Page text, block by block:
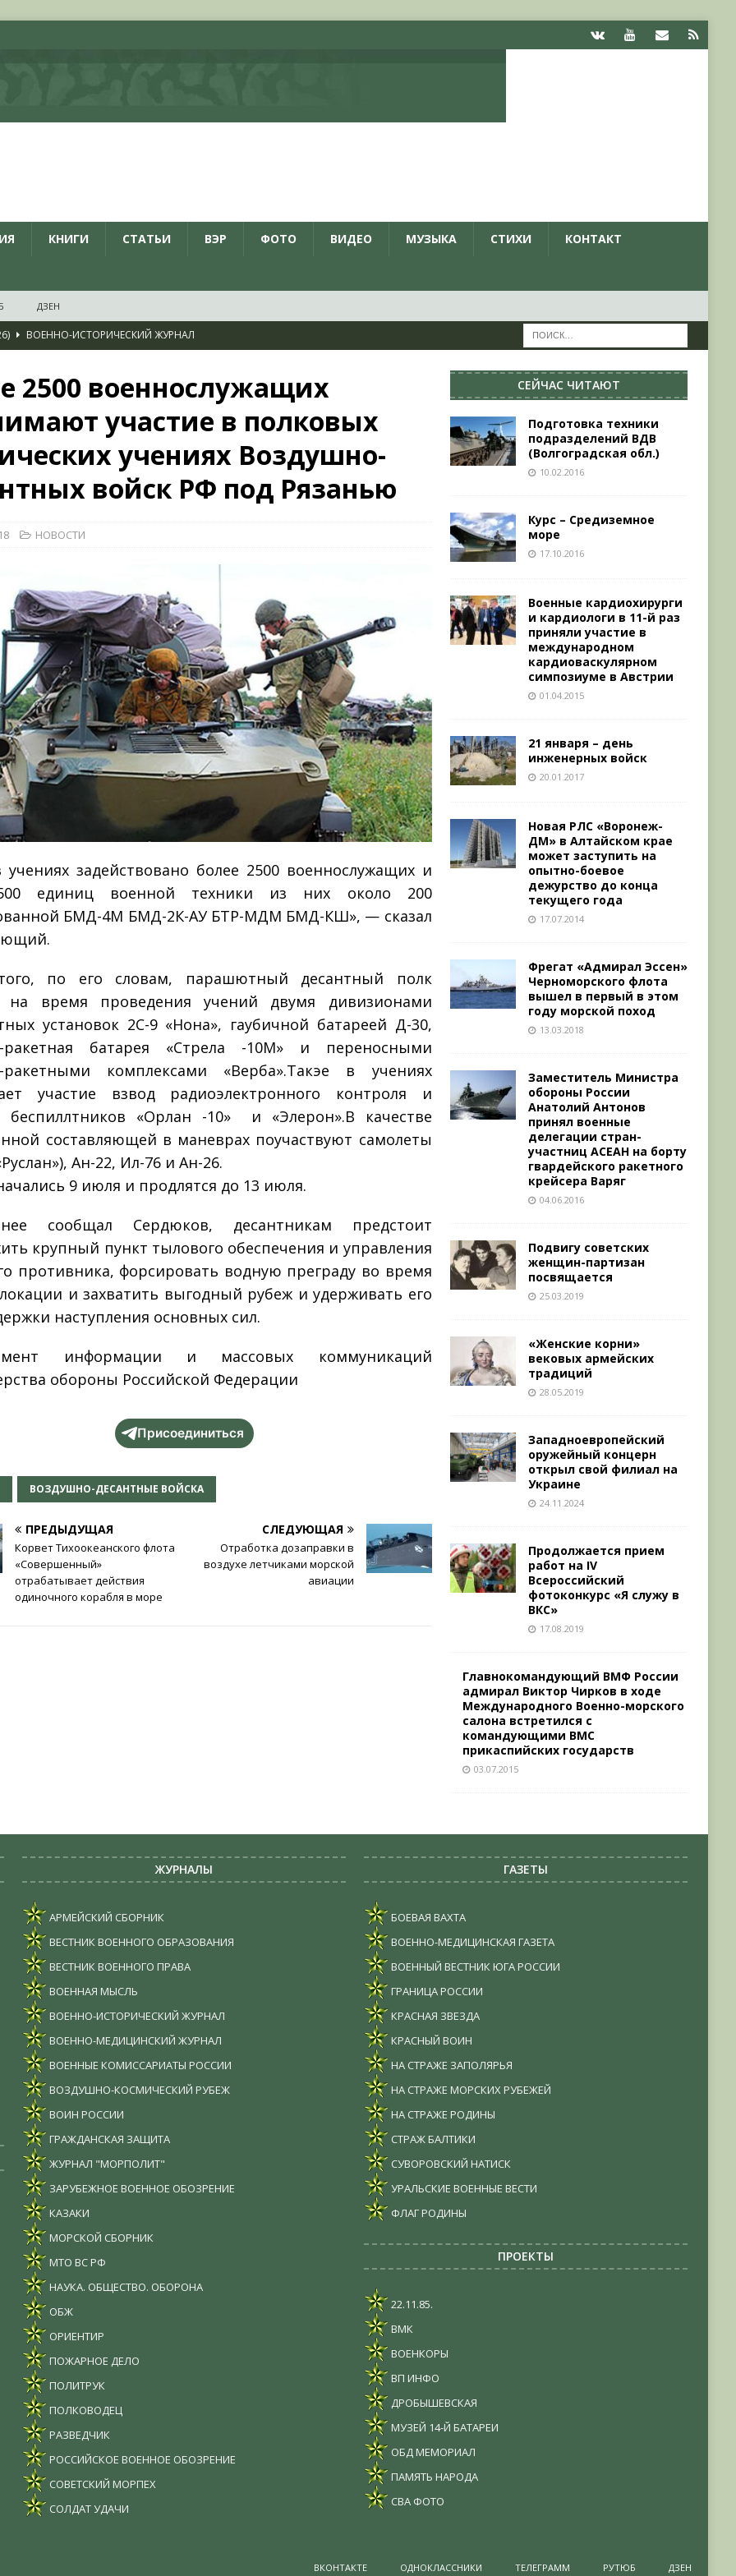
КНИГИ СТАТЬИ ВЭР ФОТО ВИДЕО МУЗЫКА СТИХИ КОНТАКТ
ДЗЕН
ВОЕННО-ИСТОРИЧЕСКИЙ ЖУРНАЛ
мультимедийный проект с рассекреченными документами из
создания Железнодорожных войск ВС РФ
НОВОСТИ
и организаций пособниками нацистской Германии
2500 военнослужащих
участие в полковых
учениях Воздушно-
войск РФ под Рязанью
НОВОСТИ
учениях задействовано более 2500 военнослужащих и
единиц военной техники из них около 200
БМД-4М БМД-2К-АУ БТР-МДМ БМД-КШ», — сказал
по его словам, парашютный десантный полк
на время проведения учений двумя дивизионами
установок 2С-9 «Нона», гаубичной батареей Д-30,
ракетная батарея «Стрела -10М» и переносными
ракетными комплексами «Верба».Такэе в учениях
участие взвод радиоэлектронного контроля и
беспиллтников «Орлан -10» и «Элерон».В качестве
составляющей в маневрах поучаствуют самолеты
Ан-22, Ил-76 и Ан-26.
9 июля и продлятся до 13 июля.
сообщал Сердюков, десантникам предстоит
крупный пункт тылового обеспечения и управления
противника, форсировать водную преграду во время
и захватить выгодный рубеж и удерживать его
наступления основных сил.
информации и массовых коммуникаций
обороны Российской Федерации
Присоединиться
ВОЗДУШНО-ДЕСАНТНЫЕ ВОЙСКА
ПРЕДЫДУЩАЯ
Корвет Тихоокеанского флота
«Совершенный»
отрабатывает действия
одиночного корабля в море
СЛЕДУЮЩАЯ
Отработка дозаправки в
воздухе летчиками морской
авиации
СЕЙЧАС ЧИТАЮТ
Подготовка техники
подразделений ВДВ
(Волгоградская обл.)
10.02.2016
Курс – Средиземное
море
17.10.2016
Военные кардиохирурги
и кардиологи в 11-й раз
приняли участие в
международном
кардиоваскулярном
симпозиуме в Австрии
01.04.2015
21 января – день
инженерных войск
20.01.2017
Новая РЛС «Воронеж-
ДМ» в Алтайском крае
может заступить на
опытно-боевое
дежурство до конца
текущего года
17.07.2014
Фрегат «Адмирал Эссен»
Черноморского флота
вышел в первый в этом
году морской поход
13.03.2018
Заместитель Министра
обороны России
Анатолий Антонов
принял военные
делегации стран-
участниц АСЕАН на борту
гвардейского ракетного
крейсера Варяг
04.06.2016
Подвигу советских
женщин-партизан
посвящается
25.03.2019
«Женские корни»
вековых армейских
традиций
28.05.2019
Западноевропейский
оружейный концерн
открыл свой филиал на
Украине
24.11.2024
Продолжается прием
работ на IV
Всероссийский
фотоконкурс «Я служу в
ВКС»
17.08.2019
Главнокомандующий ВМФ России
адмирал Виктор Чирков в ходе
Международного Военно-морского
салона встретился с
командующими ВМС
прикаспийских государств
03.07.2015
ЖУРНАЛЫ
АРМЕЙСКИЙ СБОРНИК
ВЕСТНИК ВОЕННОГО ОБРАЗОВАНИЯ
ВЕСТНИК ВОЕННОГО ПРАВА
ВОЕННАЯ МЫСЛЬ
ВОЕННО-ИСТОРИЧЕСКИЙ ЖУРНАЛ
ВОЕННО-МЕДИЦИНСКИЙ ЖУРНАЛ
ВОЕННЫЕ КОМИССАРИАТЫ РОССИИ
ВОЗДУШНО-КОСМИЧЕСКИЙ РУБЕЖ
ВОИН РОССИИ
ГРАЖДАНСКАЯ ЗАЩИТА
ЖУРНАЛ "МОРПОЛИТ"
ЗАРУБЕЖНОЕ ВОЕННОЕ ОБОЗРЕНИЕ
КАЗАКИ
МОРСКОЙ СБОРНИК
МТО ВС РФ
НАУКА. ОБЩЕСТВО. ОБОРОНА
ОБЖ
ОРИЕНТИР
ПОЖАРНОЕ ДЕЛО
ПОЛИТРУК
ПОЛКОВОДЕЦ
РАЗВЕДЧИК
РОССИЙСКОЕ ВОЕННОЕ ОБОЗРЕНИЕ
СОВЕТСКИЙ МОРПЕХ
СОЛДАТ УДАЧИ
ГАЗЕТЫ
БОЕВАЯ ВАХТА
ВОЕННО-МЕДИЦИНСКАЯ ГАЗЕТА
ВОЕННЫЙ ВЕСТНИК ЮГА РОССИИ
ГРАНИЦА РОССИИ
КРАСНАЯ ЗВЕЗДА
КРАСНЫЙ ВОИН
НА СТРАЖЕ ЗАПОЛЯРЬЯ
НА СТРАЖЕ МОРСКИХ РУБЕЖЕЙ
НА СТРАЖЕ РОДИНЫ
СТРАЖ БАЛТИКИ
СУВОРОВСКИЙ НАТИСК
УРАЛЬСКИЕ ВОЕННЫЕ ВЕСТИ
ФЛАГ РОДИНЫ
ПРОЕКТЫ
22.11.85.
ВМК
ВОЕНКОРЫ
ВП ИНФО
ДРОБЫШЕВСКАЯ
МУЗЕЙ 14-Й БАТАРЕИ
ОБД МЕМОРИАЛ
ПАМЯТЬ НАРОДА
СВА ФОТО
ВКОНТАКТЕ ОДНОКЛАССНИКИ ТЕЛЕГРАММ РУТЮБ ДЗЕН